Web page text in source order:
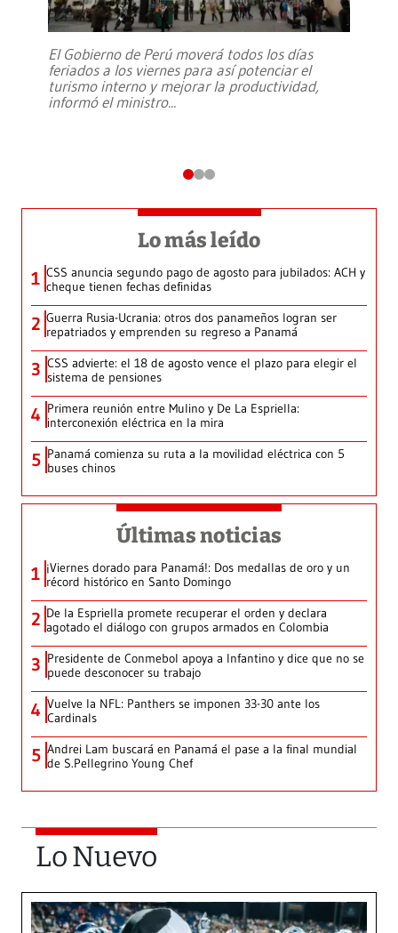
El Gobierno de Perú moverá todos los días
feriados a los viernes para así potenciar el
turismo interno y mejorar la productividad,
informó el ministro...
Lo más leído
1 CSS anuncia segundo pago de agosto para jubilados: ACH y
cheque tienen fechas definidas
2 Guerra Rusia-Ucrania: otros dos panameños logran ser
repatriados y emprenden su regreso a Panamá
3 CSS advierte: el 18 de agosto vence el plazo para elegir el
sistema de pensiones
4 Primera reunión entre Mulino y De La Espriella:
interconexión eléctrica en la mira
5 Panamá comienza su ruta a la movilidad eléctrica con 5
buses chinos
Últimas noticias
1 ¡Viernes dorado para Panamá!: Dos medallas de oro y un
récord histórico en Santo Domingo
2 De la Espriella promete recuperar el orden y declara
agotado el diálogo con grupos armados en Colombia
3 Presidente de Conmebol apoya a Infantino y dice que no se
puede desconocer su trabajo
4 Vuelve la NFL: Panthers se imponen 33-30 ante los
Cardinals
5 Andrei Lam buscará en Panamá el pase a la final mundial
de S.Pellegrino Young Chef
Lo Nuevo